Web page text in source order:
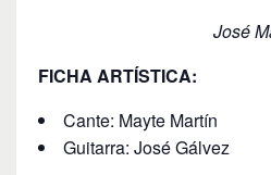
José
FICHA ARTÍSTICA:
Cante: Mayte Martín
Guitarra: José Gálvez